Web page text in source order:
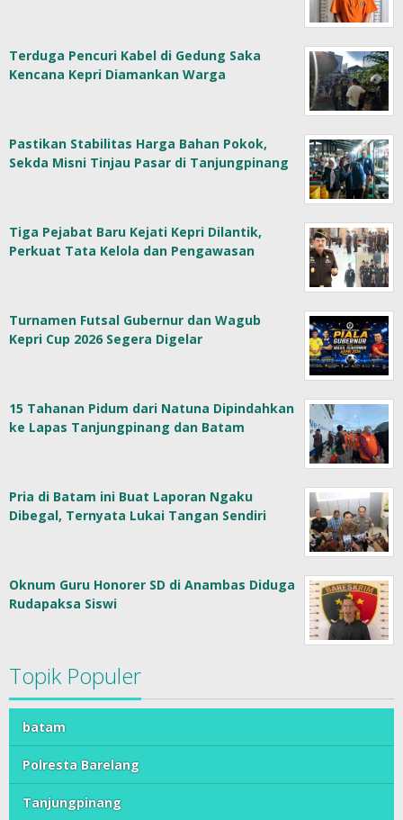
Terduga Pencuri Kabel di Gedung Saka
Kencana Kepri Diamankan Warga
Pastikan Stabilitas Harga Bahan Pokok,
Sekda Misni Tinjau Pasar di Tanjungpinang
Tiga Pejabat Baru Kejati Kepri Dilantik,
Perkuat Tata Kelola dan Pengawasan
Turnamen Futsal Gubernur dan Wagub
Kepri Cup 2026 Segera Digelar
15 Tahanan Pidum dari Natuna Dipindahkan
ke Lapas Tanjungpinang dan Batam
Pria di Batam ini Buat Laporan Ngaku
Dibegal, Ternyata Lukai Tangan Sendiri
Oknum Guru Honorer SD di Anambas Diduga
Rudapaksa Siswi
Topik Populer
batam
Polresta Barelang
Tanjungpinang